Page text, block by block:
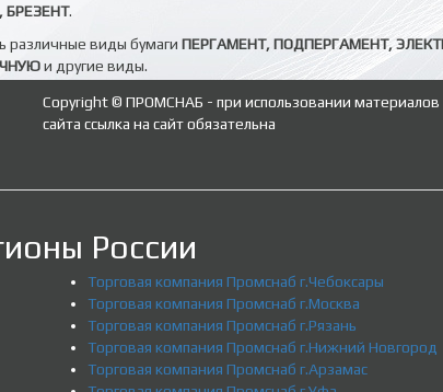
.
различные виды бумаги ПЕРГАМЕНТ, ПОДПЕРГАМЕНТ,
и другие виды.
Copyright © ПРОМСНАБ - при использовании материалов
сайта ссылка на сайт обязательна
России
Торговая компания Промснаб г.Чебоксары
Торговая компания Промснаб г.Москва
Торговая компания Промснаб г.Рязань
Торговая компания Промснаб г.Нижний Новгород
Торговая компания Промснаб г.Арзамас